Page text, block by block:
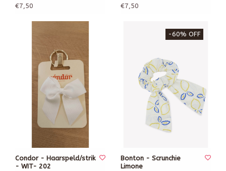
€7,50
€7,50
Condor - Haarspeld/strik
- WIT- 202
-60% OFF
Bonton - Scrunchie
Limone